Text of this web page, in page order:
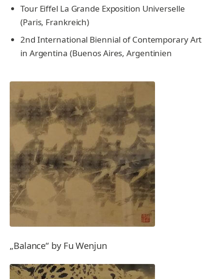
Tour Eiffel La Grande Exposition Universelle
(Paris, Frankreich)
2nd International Biennial of Contemporary Art
in Argentina (Buenos Aires, Argentinien
„Balance“ by Fu Wenjun